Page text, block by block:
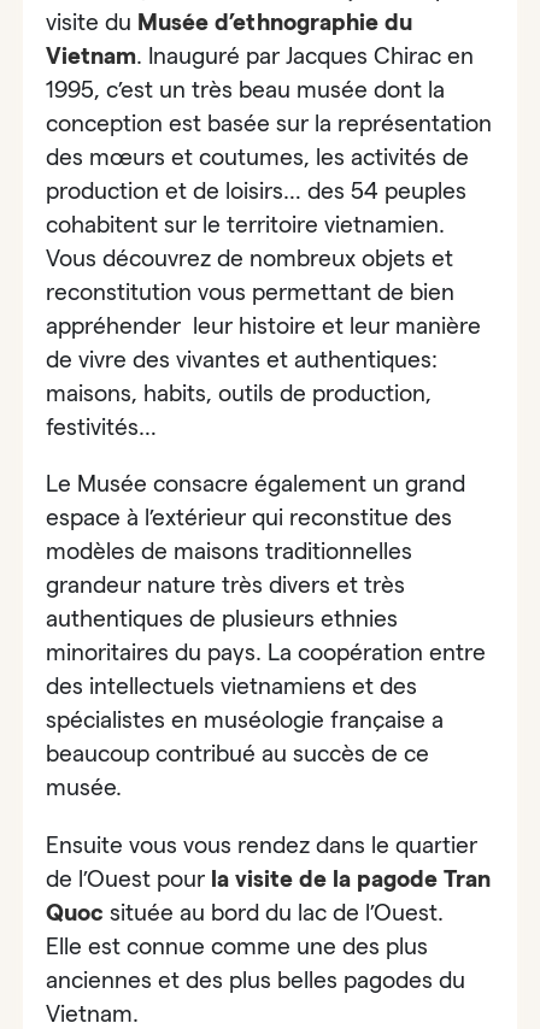
visite du Musée d’ethnographie du
Vietnam. Inauguré par Jacques Chirac en
1995, c’est un très beau musée dont la
conception est basée sur la représentation
des mœurs et coutumes, les activités de
production et de loisirs… des 54 peuples
cohabitent sur le territoire vietnamien.
Vous découvrez de nombreux objets et
reconstitution vous permettant de bien
appréhender leur histoire et leur manière
de vivre des vivantes et authentiques:
maisons, habits, outils de production,
festivités…
Le Musée consacre également un grand
espace à l’extérieur qui reconstitue des
modèles de maisons traditionnelles
grandeur nature très divers et très
authentiques de plusieurs ethnies
minoritaires du pays. La coopération entre
des intellectuels vietnamiens et des
spécialistes en muséologie française a
beaucoup contribué au succès de ce
musée.
Ensuite vous vous rendez dans le quartier
de l’Ouest pour la visite de la pagode Tran
Quoc située au bord du lac de l’Ouest.
Elle est connue comme une des plus
anciennes et des plus belles pagodes du
Vietnam.